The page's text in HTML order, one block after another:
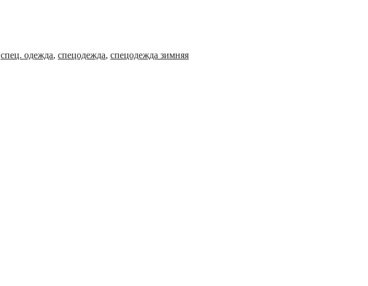
спец. одежда, спецодежда, спецодежда зимняя